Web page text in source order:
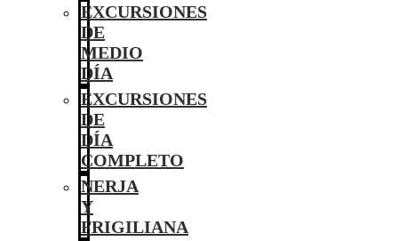
EXCURSIONES
DE
MEDIO
DÍA
EXCURSIONES
DE
DÍA
COMPLETO
NERJA
Y
FRIGILIANA